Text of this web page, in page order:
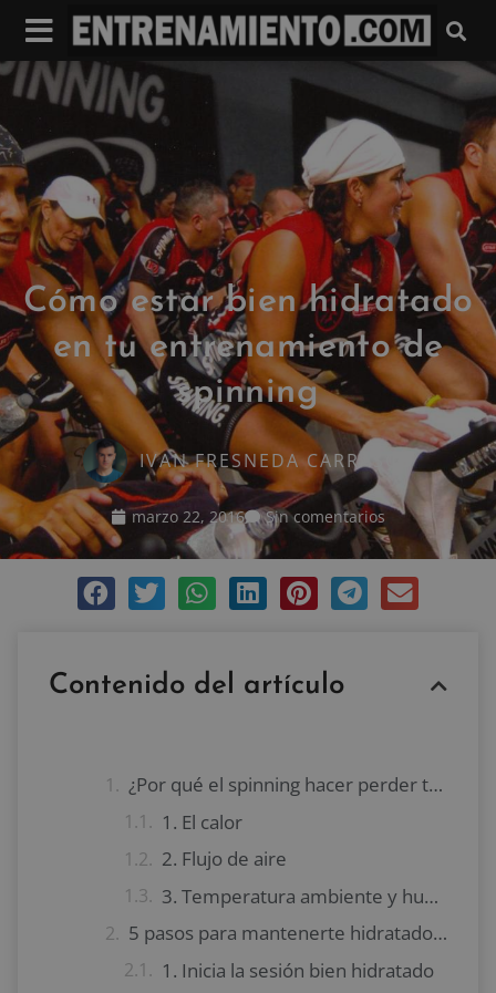
Cómo estar bien hidratado
en tu entrenamiento de
spinning
IVAN FRESNEDA CARRASCO
marzo 22, 2016 Sin comentarios
Contenido del artículo
¿Por qué el spinning hacer perder tantos líquidos?
1. El calor
2. Flujo de aire
3. Temperatura ambiente y humedad
5 pasos para mantenerte hidratado durante tus sesiones de spinning
1. Inicia la sesión bien hidratado